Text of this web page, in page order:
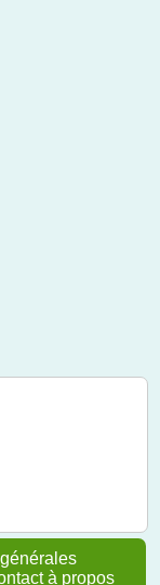
à propos